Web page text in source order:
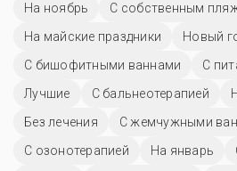
На ноябрь
С собственным
На майские праздники
Новый
С бишофитными ваннами
С
Лучшие
С бальнеотерапией
Без лечения
С жемчужными
С озонотерапией
На январь